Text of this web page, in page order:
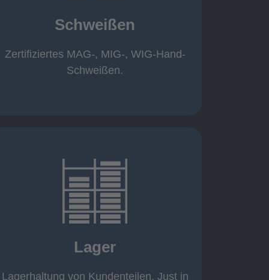
Schweißen
Zertifiziertes MAG-, MIG-, WIG-Hand-
Schweißen.
Schweißen
Handarbeitsplätze 1,5 x 1,5 x 6m /
Roboterschweißen ø800 x 3.200mm
Lager
Lagerhaltung von Kundenteilen. Just in
Rahmenverträge
Just in Time
eigener Fuhrpark
mehr erfahren